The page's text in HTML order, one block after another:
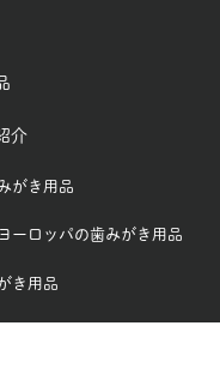
介
がき用品
ーロッパの歯みがき用品
き用品